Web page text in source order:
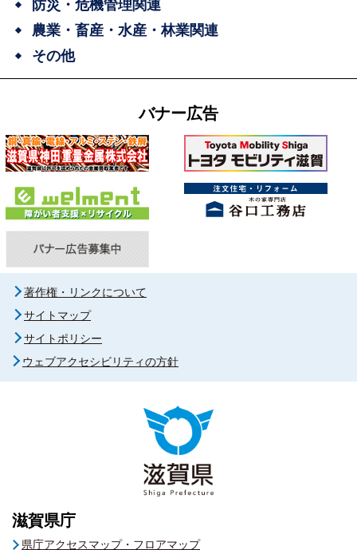
防災・危機管理関連
農業・畜産・水産・林業関連
その他
バナー広告
著作権・リンクについて
サイトマップ
サイトポリシー
ウェブアクセシビリティの方針
滋賀県庁
県庁アクセスマップ・フロアマップ